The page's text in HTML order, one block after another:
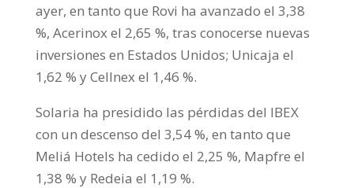
ayer, en tanto que Rovi ha avanzado el 3,38
%, Acerinox el 2,65 %, tras conocerse nuevas
inversiones en Estados Unidos; Unicaja el
1,62 % y Cellnex el 1,46 %.
Solaria ha presidido las pérdidas del IBEX
con un descenso del 3,54 %, en tanto que
Meliá Hotels ha cedido el 2,25 %, Mapfre el
1,38 % y Redeia el 1,19 %.